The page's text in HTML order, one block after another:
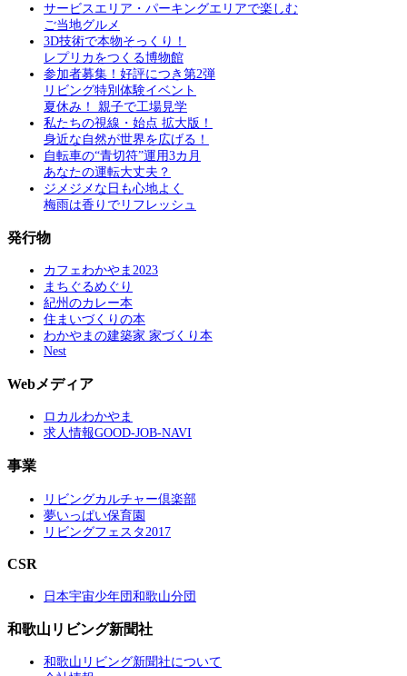
サービスエリア・パーキングエリアで楽しむ
ご当地グルメ
3D技術で本物そっくり！
レプリカをつくる博物館
参加者募集！好評につき第2弾
リビング特別体験イベント
夏休み！ 親子で工場見学
私たちの視線・始点 拡大版！
身近な自然が世界を広げる！
自転車の“青切符”運用3カ月
あなたの運転大丈夫？
ジメジメな日も心地よく
梅雨は香りでリフレッシュ
発行物
カフェわかやま2023
まちぐるめぐり
紀州のカレー本
住まいづくりの本
わかやまの建築家 家づくり本
Nest
Webメディア
ロカルわかやま
求人情報GOOD-JOB-NAVI
事業
リビングカルチャー倶楽部
夢いっぱい保育園
リビングフェスタ2017
CSR
日本宇宙少年団和歌山分団
和歌山リビング新聞社
和歌山リビング新聞社について